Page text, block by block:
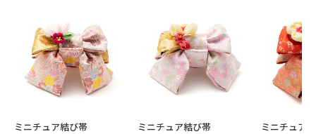
ミニチュア結び帯 ミニチュア結び帯 ミニチュア